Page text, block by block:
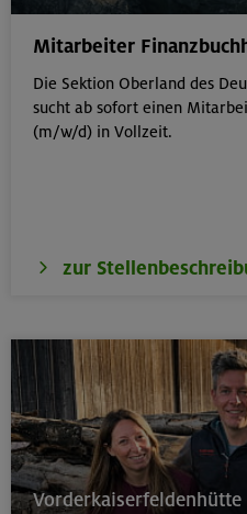
Mitarbeiter
Die Sektion Oberland des
sucht ab sofort einen
(m/w/d) in Vollzeit.
zur
Vorderkaiserfeldenhütte